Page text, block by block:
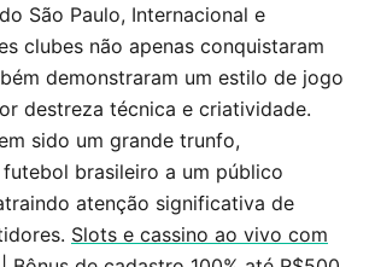
São Paulo, Internacional e
clubes não apenas conquistaram
demonstraram um estilo de jogo
destreza técnica e criatividade.
sido um grande trunfo,
brasileiro a um público
atenção significativa de
Slots e cassino ao vivo com